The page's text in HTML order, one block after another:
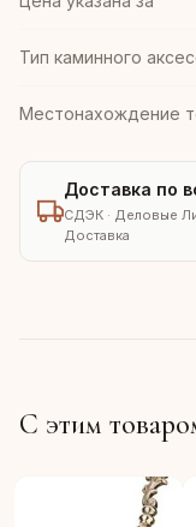
Тип каминного
Местонахождение
Доставка по
СДЭК · Деловые
Доставка
С этим